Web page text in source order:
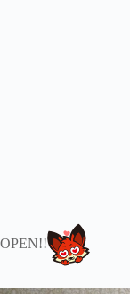
OPEN!!